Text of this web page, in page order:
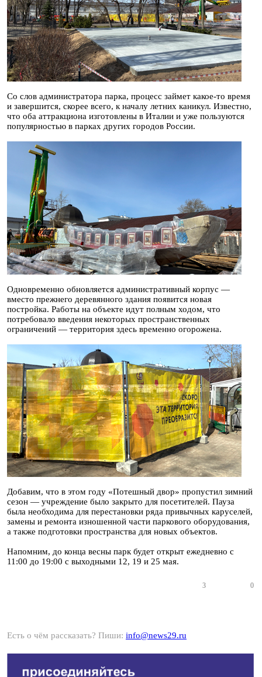
Со слов администратора парка, процесс займет какое-то время
и завершится, скорее всего, к началу летних каникул. Известно,
что оба аттракциона изготовлены в Италии и уже пользуются
популярностью в парках других городов России.
Одновременно обновляется административный корпус —
вместо прежнего деревянного здания появится новая
постройка. Работы на объекте идут полным ходом, что
потребовало введения некоторых пространственных
ограничений — территория здесь временно огорожена.
Добавим, что в этом году «Потешный двор» пропустил зимний
сезон — учреждение было закрыто для посетителей. Пауза
была необходима для перестановки ряда привычных каруселей,
замены и ремонта изношенной части паркового оборудования,
а также подготовки пространства для новых объектов.
Напомним, до конца весны парк будет открыт ежедневно с
11:00 до 19:00 с выходными 12, 19 и 25 мая.
3 0
Есть о чём рассказать? Пиши: info@news29.ru